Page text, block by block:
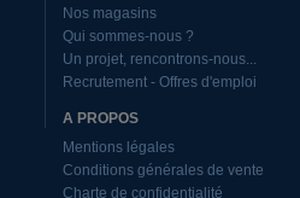
Nos magasins
Qui sommes-nous ?
Un projet, rencontrons-nous...
Recrutement - Offres d'emploi
A PROPOS
Mentions légales
Conditions générales de vente
Charte de confidentialité